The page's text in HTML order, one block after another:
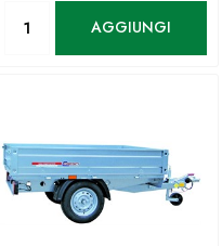
AGGIUNGI